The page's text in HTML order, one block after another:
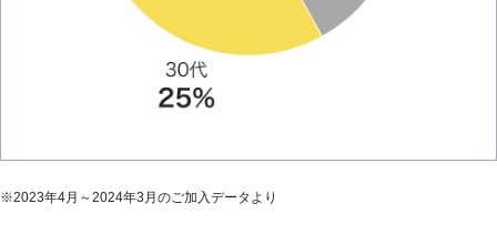
※2023年4月～2024年3月のご加入データより